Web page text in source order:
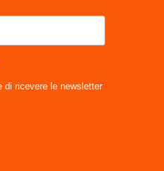
di ricevere le newsletter